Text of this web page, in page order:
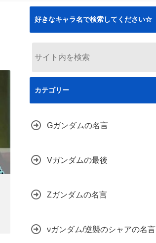
好きなキャラ名で検索してください☆
カテゴリー
Gガンダムの名言
Vガンダムの最後
Zガンダムの名言
νガンダム/逆襲のシャアの名言